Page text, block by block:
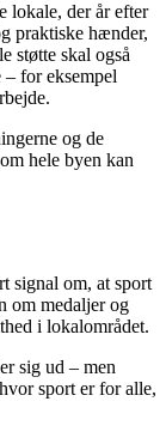
lokale, der år efter
praktiske hænder,
støtte skal også
for eksempel
og de
hele byen kan
signal om, at sport
om medaljer og
i lokalområdet.
sig ud – men
sport er for alle,